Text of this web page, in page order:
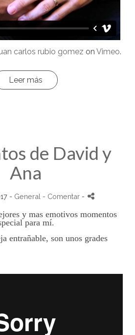
carlos rubio gomez on Vimeo.
Leer más
de David y
Ana
- General - Comentar -
y mas emotivos momentos
para mí.
entrañable, son unos grades